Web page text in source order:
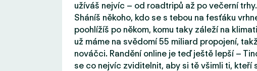
užíváš nejvíc – od roadtripů až po večerní trhy.
Sháníš někoho, kdo se s tebou na fesťáku
poohlížíš po někom, komu taky záleží na
už máme na svědomí 55 miliard propojení,
nováčci. Randění online je teď ještě lepší –
se co nejvíc zviditelnit, aby si tě všimli ti, kteří